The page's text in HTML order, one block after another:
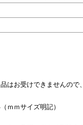
はお受けできませんので
ｍｍサイズ明記）